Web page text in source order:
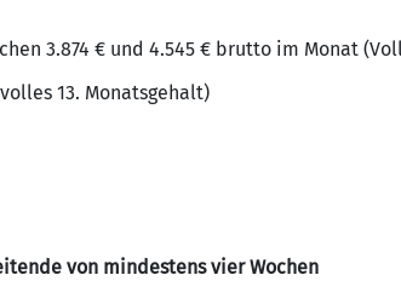
3.874 € und 4.545 € brutto im Monat
13. Monatsgehalt)
von mindestens vier Wochen